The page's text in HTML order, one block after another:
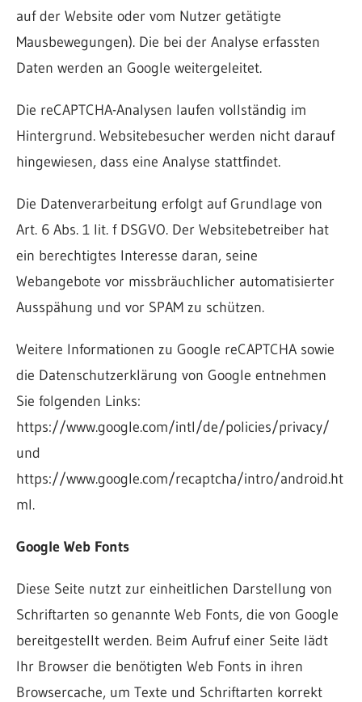
auf der Website oder vom Nutzer getätigte
Mausbewegungen). Die bei der Analyse erfassten
Daten werden an Google weitergeleitet.
Die reCAPTCHA-Analysen laufen vollständig im
Hintergrund. Websitebesucher werden nicht darauf
hingewiesen, dass eine Analyse stattfindet.
Die Datenverarbeitung erfolgt auf Grundlage von
Art. 6 Abs. 1 lit. f DSGVO. Der Websitebetreiber hat
ein berechtigtes Interesse daran, seine
Webangebote vor missbräuchlicher automatisierter
Ausspähung und vor SPAM zu schützen.
Weitere Informationen zu Google reCAPTCHA sowie
die Datenschutzerklärung von Google entnehmen
Sie folgenden Links:
https://www.google.com/intl/de/policies/privacy/
und
https://www.google.com/recaptcha/intro/android.ht
ml.
Google Web Fonts
Diese Seite nutzt zur einheitlichen Darstellung von
Schriftarten so genannte Web Fonts, die von Google
bereitgestellt werden. Beim Aufruf einer Seite lädt
Ihr Browser die benötigten Web Fonts in ihren
Browsercache, um Texte und Schriftarten korrekt